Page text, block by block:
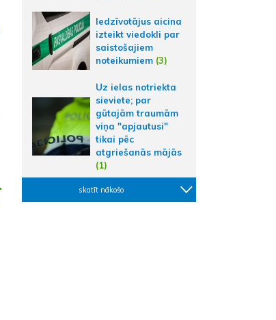
Iedzīvotājus aicina
izteikt viedokli par
saistošajiem
noteikumiem (3)
Uz ielas notriekta
sieviete; par
gūtajām traumām
viņa "apjautusi"
tikai pēc
atgriešanās mājās
(1)
skatīt nākošo